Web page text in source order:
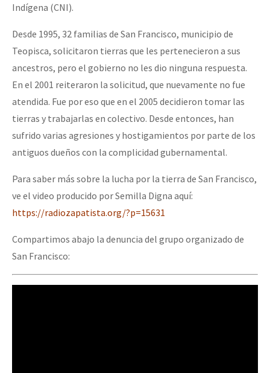
Indígena (CNI).
Desde 1995, 32 familias de San Francisco, municipio de
Teopisca, solicitaron tierras que les pertenecieron a sus
ancestros, pero el gobierno no les dio ninguna respuesta.
En el 2001 reiteraron la solicitud, que nuevamente no fue
atendida. Fue por eso que en el 2005 decidieron tomar las
tierras y trabajarlas en colectivo. Desde entonces, han
sufrido varias agresiones y hostigamientos por parte de los
antiguos dueños con la complicidad gubernamental.
Para saber más sobre la lucha por la tierra de San Francisco,
ve el video producido por Semilla Digna aquí:
https://radiozapatista.org/?p=15631
Compartimos abajo la denuncia del grupo organizado de
San Francisco: